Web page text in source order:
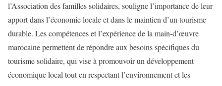
l’Association des familles solidaires, souligne l’importance de leur
apport dans l’économie locale et dans le maintien d’un tourisme
durable. Les compétences et l’expérience de la main-d’œuvre
marocaine permettent de répondre aux besoins spécifiques du
tourisme solidaire, qui vise à promouvoir un développement
économique local tout en respectant l’environnement et les